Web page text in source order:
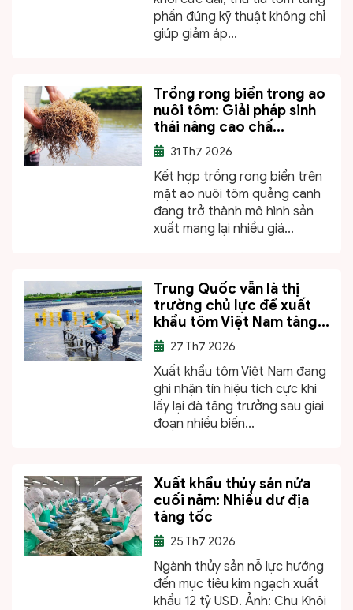
phần đúng kỹ thuật không chỉ
giúp giảm áp...
Trồng rong biển trong ao
nuôi tôm: Giải pháp sinh
thái nâng cao chấ...
31 Th7 2026
Kết hợp trồng rong biển trên
mặt ao nuôi tôm quảng canh
đang trở thành mô hình sản
xuất mang lại nhiều giá...
Trung Quốc vẫn là thị
trường chủ lực để xuất
khẩu tôm Việt Nam tăng...
27 Th7 2026
Xuất khẩu tôm Việt Nam đang
ghi nhận tín hiệu tích cực khi
lấy lại đà tăng trưởng sau giai
đoạn nhiều biến...
Xuất khẩu thủy sản nửa
cuối năm: Nhiều dư địa
tăng tốc
25 Th7 2026
Ngành thủy sản nỗ lực hướng
đến mục tiêu kim ngạch xuất
khẩu 12 tỷ USD. Ảnh: Chu Khôi